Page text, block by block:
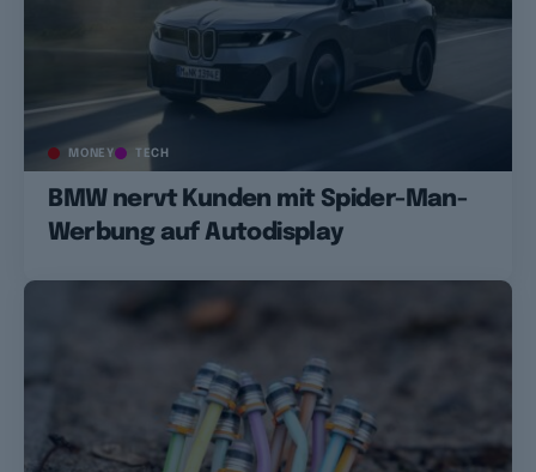
MONEY TECH
BMW nervt Kunden mit Spider-Man-
Werbung auf Autodisplay